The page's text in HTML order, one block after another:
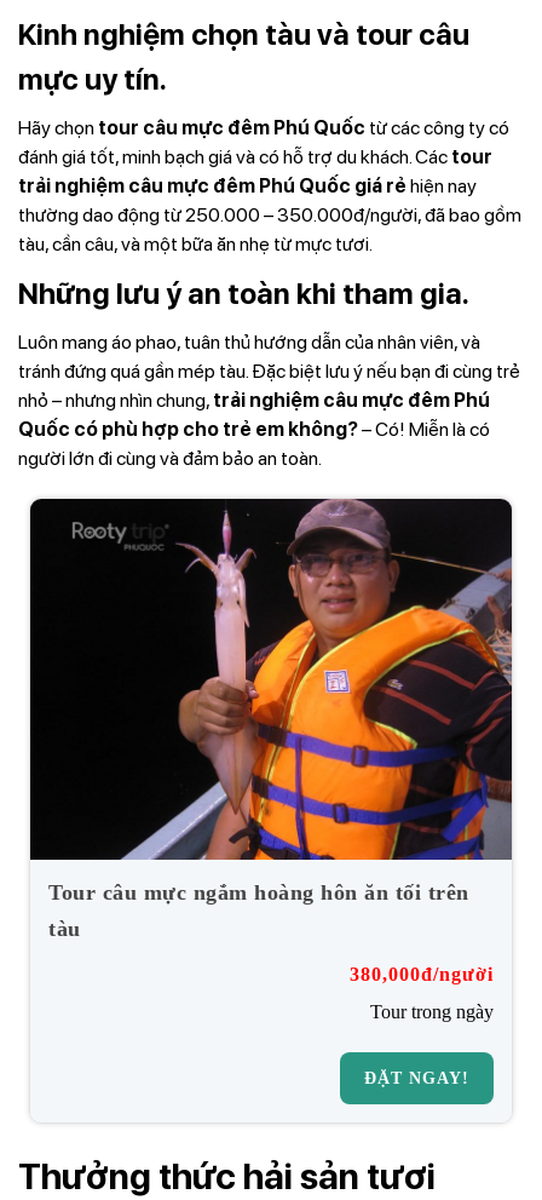
Kinh nghiệm chọn tàu và tour câu
mực uy tín.
Hãy chọn tour câu mực đêm Phú Quốc từ các công ty có
đánh giá tốt, minh bạch giá và có hỗ trợ du khách. Các tour
trải nghiệm câu mực đêm Phú Quốc giá rẻ hiện nay
thường dao động từ 250.000 – 350.000đ/người, đã bao gồm
tàu, cần câu, và một bữa ăn nhẹ từ mực tươi.
Những lưu ý an toàn khi tham gia.
Luôn mang áo phao, tuân thủ hướng dẫn của nhân viên, và
tránh đứng quá gần mép tàu. Đặc biệt lưu ý nếu bạn đi cùng trẻ
nhỏ – nhưng nhìn chung, trải nghiệm câu mực đêm Phú
Quốc có phù hợp cho trẻ em không?– Có! Miễn là có
người lớn đi cùng và đảm bảo an toàn.
Tour câu mực ngắm hoàng hôn ăn tối trên
tàu
380,000đ/người
Tour trong ngày
ĐẶT NGAY!
Thưởng thức hải sản tươi